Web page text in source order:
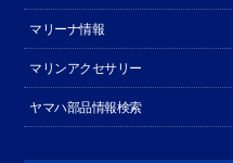
マリーナ情報
マリンアクセサリー
ヤマハ部品情報検索